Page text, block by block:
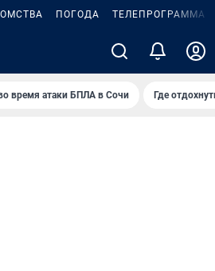
ПОГОДА ТЕЛЕПРОГРАММА
время атаки БПЛА в Сочи Где